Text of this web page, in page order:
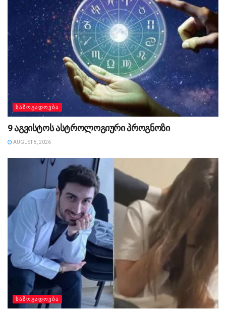
ᲡᲐᲖᲝᲒᲐᲓᲝᲔᲑᲐ
9 აგვისტოს ასტროლოგიური პროგნოზი
AUGUST 8, 2026
ᲡᲐᲖᲝᲒᲐᲓᲝᲔᲑᲐ